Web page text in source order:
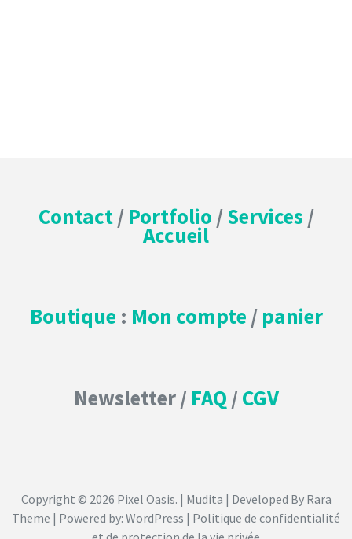
Contact/ Portfolio /Services /
Accueil
Boutique : Mon compte / panier
Newsletter / FAQ /CGV
Copyright © 2026 Pixel Oasis. | Mudita | Developed By Rara
Theme | Powered by: WordPress | Politique de confidentialité